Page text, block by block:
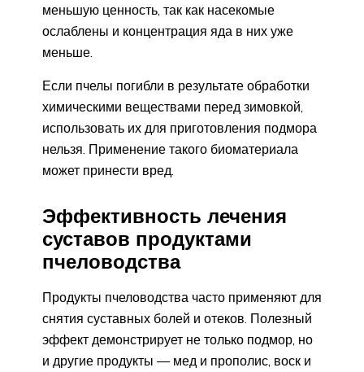
меньшую ценность, так как насекомые
ослаблены и концентрация яда в них уже
меньше.
Если пчелы погибли в результате обработки
химическими веществами перед зимовкой,
использовать их для приготовления подмора
нельзя. Применение такого биоматериала
может принести вред.
Эффективность лечения
суставов продуктами
пчеловодства
Продукты пчеловодства часто применяют для
снятия суставных болей и отеков. Полезный
эффект демонстрирует не только подмор, но
и другие продукты — мед и прополис, воск и